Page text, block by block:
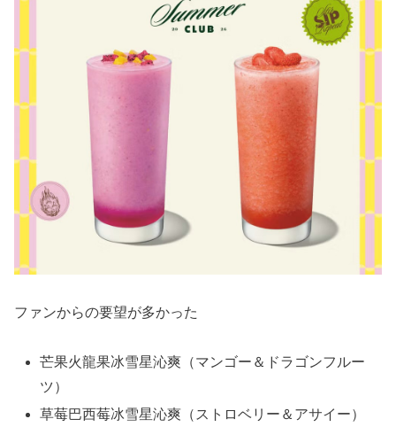
ファンからの要望が多かった
芒果火龍果冰雪星沁爽（マンゴー＆ドラゴンフルー
ツ）
草莓巴西莓冰雪星沁爽（ストロベリー＆アサイー）